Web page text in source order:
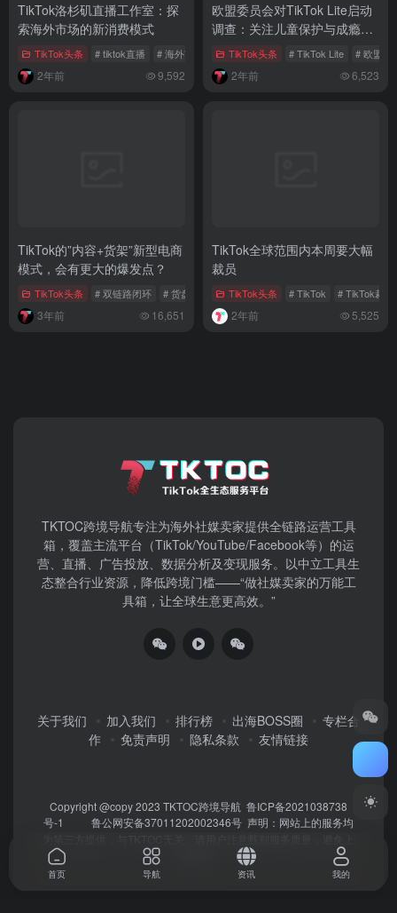
TikTok洛杉矶直播工作室：探
索海外市场的新消费模式
TikTok头条 # tiktok直播 # 海外市场 # TikTok直播工作室
2年前 9,592
欧盟委员会对TikTok Lite启动
调查：关注儿童保护与成瘾风
险 TikTok头条 # TikTok Lite # 欧盟委
2年前 6,523
TikTok的”内容+货架”新型电商
模式，会有更大的爆发点？
TikTok头条 # 双链路闭环 # 货盘 # 内容+货架
3年前 16,651
TikTok全球范围内本周要大幅
裁员
TikTok头条 # TikTok # TikTok裁员
2年前 5,525
TKTOC跨境导航​专注为海外社媒卖家提供全链路运营工具
箱，覆盖主流平台（TikTok/YouTube/Facebook等）​的运
营、直播、广告投放、数据分析及变现服务。以中立工具生
态整合行业资源，降低跨境门槛——“做社媒卖家的万能工
具箱，让全球生意更高效。”
关于我们 加入我们 排行榜 出海BOSS圈
专栏合
作
免责声明 隐私条款 友情链接
Copyright @copy 2023 TKTOC跨境导航 鲁ICP备2021038738
号-1
鲁公网安备37011202002346号 声明：网站上的服务均
首页 导航 资讯 我的